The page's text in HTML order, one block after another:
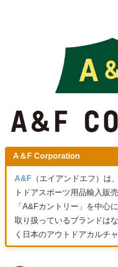
A＆F Corporation
A&F （エイアンドエフ）は、
トドアスポーツ用品輸入販
「A&Fカントリー」を中心
取り扱っているブランドは
く日本のアウトドアカルチ